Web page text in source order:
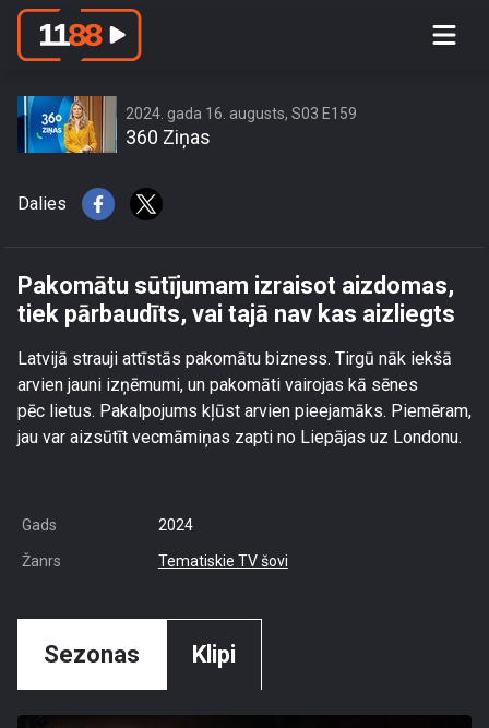
Pakomātu sūtījumam izraisot
2024. gada 16. augusts, S03 E159
360 Ziņas
Dalies
Pakomātu sūtījumam izraisot aizdomas,
tiek pārbaudīts, vai tajā nav kas aizliegts
Latvijā strauji attīstās pakomātu bizness. Tirgū nāk iekšā
arvien jauni izņēmumi, un pakomāti vairojas kā sēnes
pēc lietus. Pakalpojums kļūst arvien pieejamāks. Piemēram,
jau var aizsūtīt vecmāmiņas zapti no Liepājas uz Londonu.
Gads 2024
Žanrs Tematiskie TV šovi
Sezonas Klipi